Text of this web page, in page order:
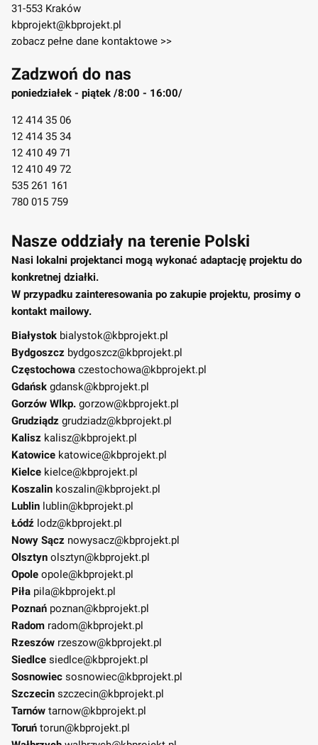
31-553 Kraków
kbprojekt@kbprojekt.pl
zobacz pełne dane kontaktowe >>
Zadzwoń do nas
poniedziałek - piątek /8:00 - 16:00/
12 414 35 06
12 414 35 34
12 410 49 71
12 410 49 72
535 261 161
780 015 759
Nasze oddziały na terenie Polski
Nasi lokalni projektanci mogą wykonać adaptację projektu do
konkretnej działki.
W przypadku zainteresowania po zakupie projektu, prosimy o
kontakt mailowy.
Białystok bialystok@kbprojekt.pl
Bydgoszcz bydgoszcz@kbprojekt.pl
Częstochowa czestochowa@kbprojekt.pl
Gdańsk gdansk@kbprojekt.pl
Gorzów Wlkp. gorzow@kbprojekt.pl
Grudziądz grudziadz@kbprojekt.pl
Kalisz kalisz@kbprojekt.pl
Katowice katowice@kbprojekt.pl
Kielce kielce@kbprojekt.pl
Koszalin koszalin@kbprojekt.pl
Lublin lublin@kbprojekt.pl
Łódź lodz@kbprojekt.pl
Nowy Sącz nowysacz@kbprojekt.pl
Olsztyn olsztyn@kbprojekt.pl
Opole opole@kbprojekt.pl
Piła pila@kbprojekt.pl
Poznań poznan@kbprojekt.pl
Radom radom@kbprojekt.pl
Rzeszów rzeszow@kbprojekt.pl
Siedlce siedlce@kbprojekt.pl
Sosnowiec sosnowiec@kbprojekt.pl
Szczecin szczecin@kbprojekt.pl
Tarnów tarnow@kbprojekt.pl
Toruń torun@kbprojekt.pl